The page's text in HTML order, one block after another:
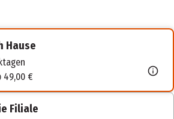
Hause
49,00 €
Filiale